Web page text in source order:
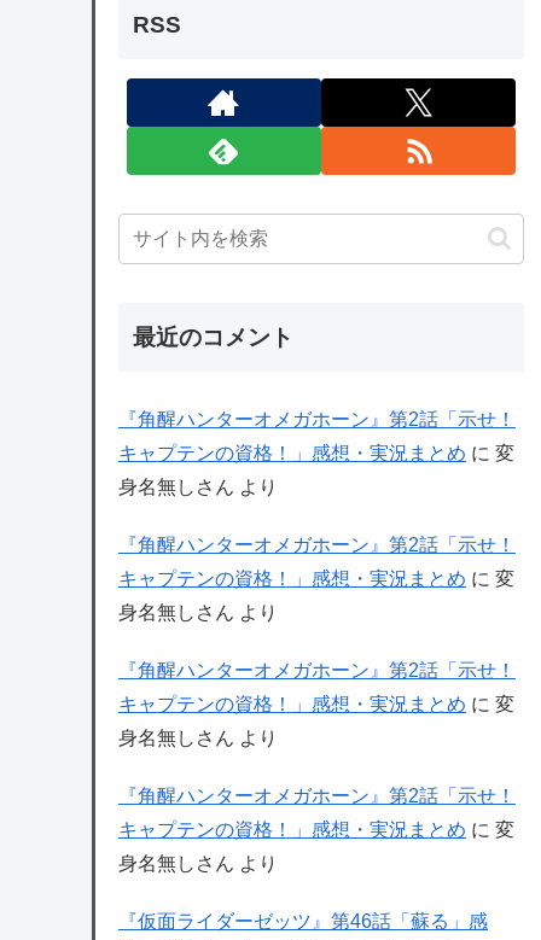
RSS
最近のコメント
『角醒ハンターオメガホーン』第2話「示せ！
キャプテンの資格！」感想・実況まとめ に 変
身名無しさん より
『角醒ハンターオメガホーン』第2話「示せ！
キャプテンの資格！」感想・実況まとめ に 変
身名無しさん より
『角醒ハンターオメガホーン』第2話「示せ！
キャプテンの資格！」感想・実況まとめ に 変
身名無しさん より
『角醒ハンターオメガホーン』第2話「示せ！
キャプテンの資格！」感想・実況まとめ に 変
身名無しさん より
『仮面ライダーゼッツ』第46話「蘇る」感